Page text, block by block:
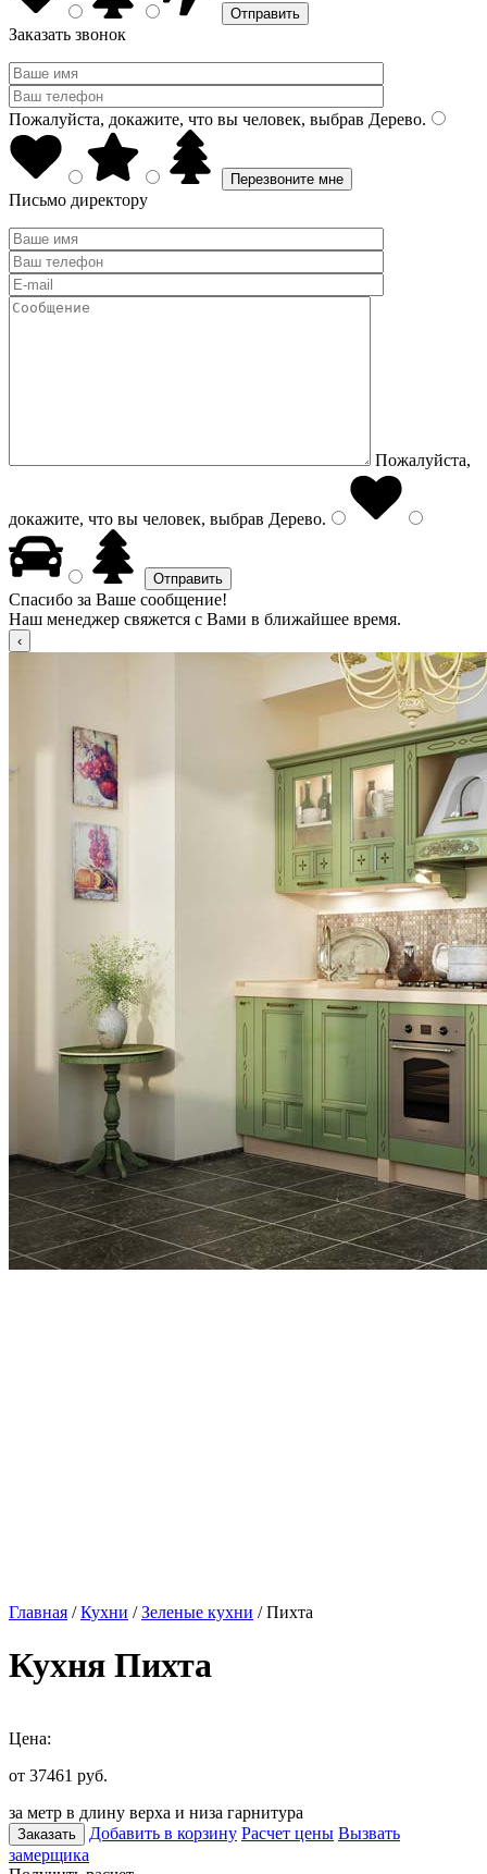
Заказать звонок
Пожалуйста, докажите, что вы человек, выбрав Дерево.
Письмо директору
Пожалуйста,
докажите, что вы человек, выбрав Дерево.
Спасибо за Ваше сообщение!
Наш менеджер свяжется с Вами в ближайшее время.
Главная /Кухни /Зеленые кухни / Пихта
Кухня Пихта
Цена:
от 37461 руб.
за метр в длину верха и низа гарнитура
Заказать Добавить в корзину Расчет цены Вызвать
замерщика